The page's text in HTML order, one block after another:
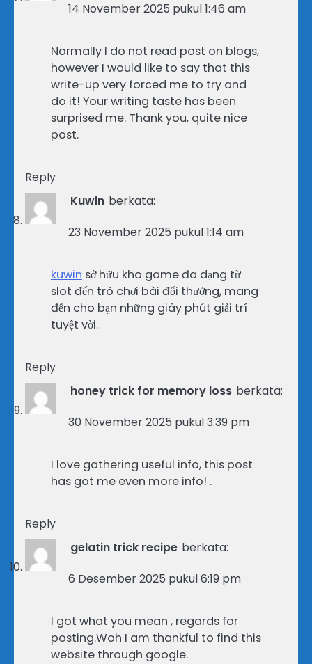
14 November 2025 pukul 1:46 am
Normally I do not read post on blogs,
however I would like to say that this
write-up very forced me to try and
do it! Your writing taste has been
surprised me. Thank you, quite nice
post.
Reply
Kuwin berkata:
23 November 2025 pukul 1:14 am
kuwin sở hữu kho game đa dạng từ
slot đến trò chơi bài đổi thưởng, mang
đến cho bạn những giây phút giải trí
tuyệt vời.
Reply
honey trick for memory loss berkata:
30 November 2025 pukul 3:39 pm
I love gathering useful info, this post
has got me even more info! .
Reply
gelatin trick recipe berkata:
6 Desember 2025 pukul 6:19 pm
I got what you mean , regards for
posting.Woh I am thankful to find this
website through google.